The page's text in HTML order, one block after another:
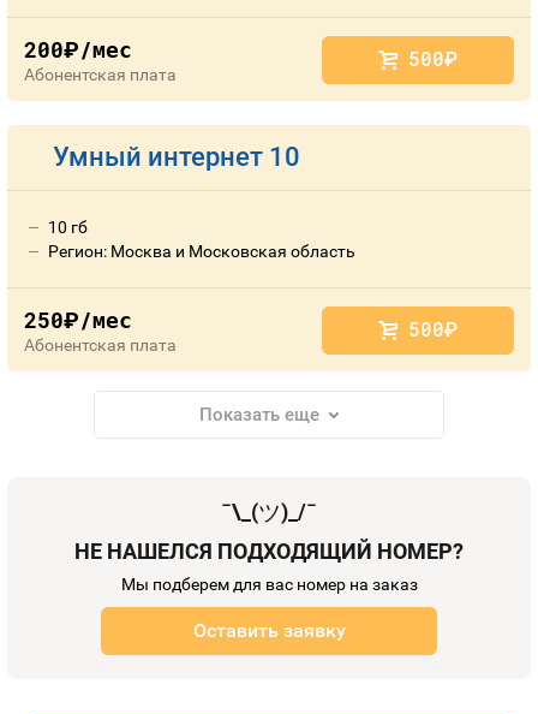
200руб./мес
Абонентская плата
500руб.
Умный интернет 10
10 гб
Регион: Москва и Московская область
250руб./мес
Абонентская плата
500руб.
Показать еще
¯\_(ツ)_/¯
НЕ НАШЕЛСЯ ПОДХОДЯЩИЙ НОМЕР?
Мы подберем для вас номер на заказ
Оставить заявку